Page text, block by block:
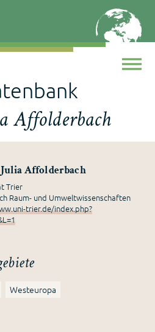
Affolderbach
Julia Affolderbach
Trier
Raum- und Umweltwissenschaften
trier.de/index.php?
Westeuropa